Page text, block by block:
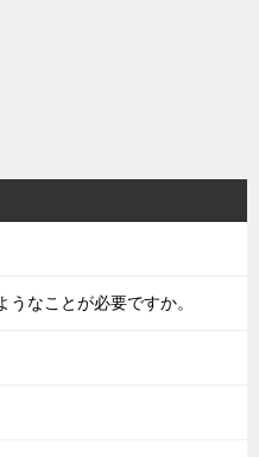
なことが必要ですか。